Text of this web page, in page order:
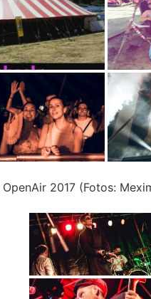
2017 (Fotos: